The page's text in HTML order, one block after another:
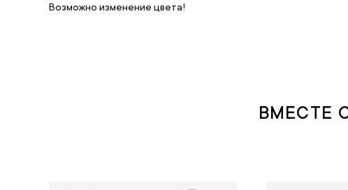
Возможно изменение цвета!
ВМЕСТЕ